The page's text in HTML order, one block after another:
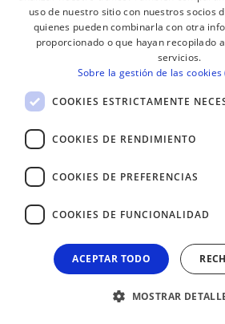
¡RECIBE NUESTROS BOLETINES!
AVISO LEGAL
uso de nuestro sitio con nuestros socios
quienes pueden combinarla con otra
proporcionado o que hayan recopilado
servicios.
Sobre la gestión de las
COOKIES ESTRICTAMENTE
COOKIES DE RENDIMIENTO
COOKIES DE PREFERENCIAS
COOKIES DE FUNCIONALIDAD
ACEPTAR TODO
MOSTRAR